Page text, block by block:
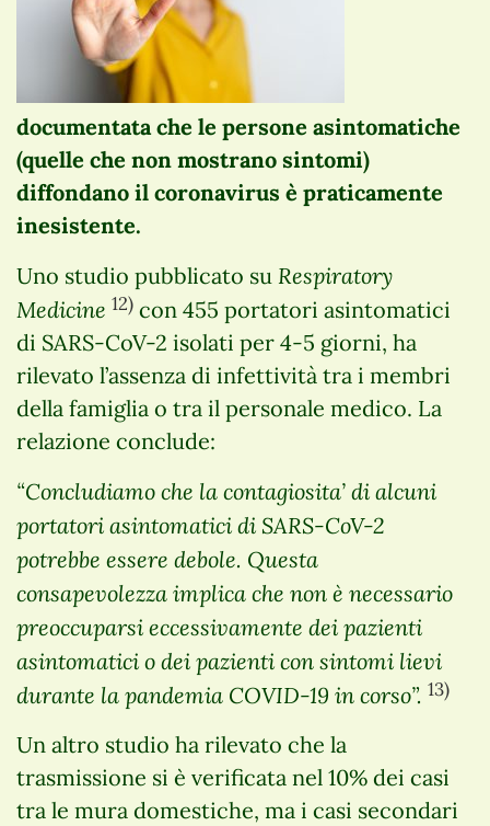
documentata che le persone asintomatiche
(quelle che non mostrano sintomi)
diffondano il coronavirus è praticamente
inesistente.
Uno studio pubblicato su Respiratory
Medicine 12) con 455 portatori asintomatici
di SARS-CoV-2 isolati per 4-5 giorni, ha
rilevato l’assenza di infettività tra i membri
della famiglia o tra il personale medico. La
relazione conclude:
“Concludiamo che la contagiosita’ di alcuni
portatori asintomatici di SARS-CoV-2
potrebbe essere debole. Questa
consapevolezza implica che non è necessario
preoccuparsi eccessivamente dei pazienti
asintomatici o dei pazienti con sintomi lievi
durante la pandemia COVID-19 in corso”. 13)
Un altro studio ha rilevato che la
trasmissione si è verificata nel 10% dei casi
tra le mura domestiche, ma i casi secondari